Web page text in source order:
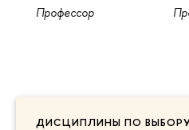
ДИСЦИПЛИНЫ ПО
Профессор